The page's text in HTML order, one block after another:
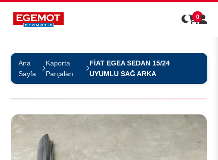
0
Ana
Sayfa
Kaporta
Parçaları
FİAT EGEA SEDAN 15/24
UYUMLU SAĞ ARKA